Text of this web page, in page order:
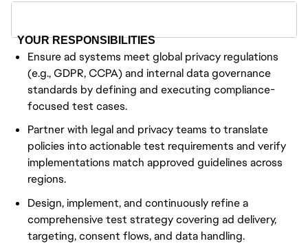
YOUR RESPONSIBILITIES
Ensure ad systems meet global privacy regulations
(e.g., GDPR, CCPA) and internal data governance
standards by defining and executing compliance-
focused test cases.
Partner with legal and privacy teams to translate
policies into actionable test requirements and verify
implementations match approved guidelines across
regions.
Design, implement, and continuously refine a
comprehensive test strategy covering ad delivery,
targeting, consent flows, and data handling.